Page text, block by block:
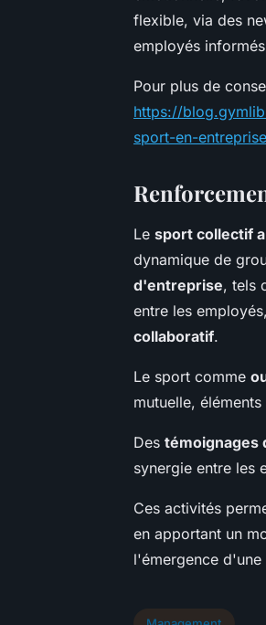
flexible, via des
employés
Pour plus de
https://
sport-en-
Le sport collectif
dynamique de
d'entreprise, tels
entre les
collaboratif.
Le sport comme
mutuelle,
Des témoignages
synergie entre les
Ces activités
en apportant un
l'émergence